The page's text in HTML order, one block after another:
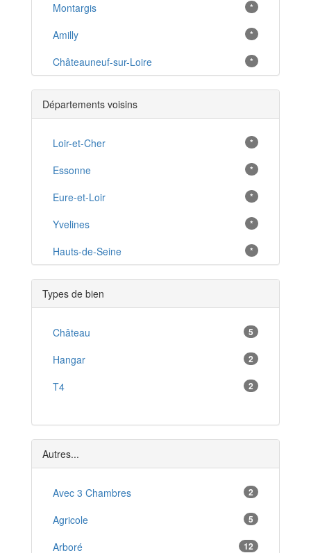
Montargis *
Amilly *
Châteauneuf-sur-Loire *
Briare *
Ferrières-en-Gâtinais *
Sully-sur-Loire *
Courtenay *
Pithiviers *
Lorris *
Puiseaux *
Villemandeur *
Malesherbes *
Châlette-sur-Loing *
Beaugency *
Olivet *
Beaune-la-Rolande *
Fleury-les-Aubrais *
Départements voisins
Loir-et-Cher *
Essonne *
Eure-et-Loir *
Yvelines *
Hauts-de-Seine *
Types de bien
Château 5
Hangar 2
T4 2
Autres...
Avec 3 Chambres 2
Agricole 5
Arboré 12